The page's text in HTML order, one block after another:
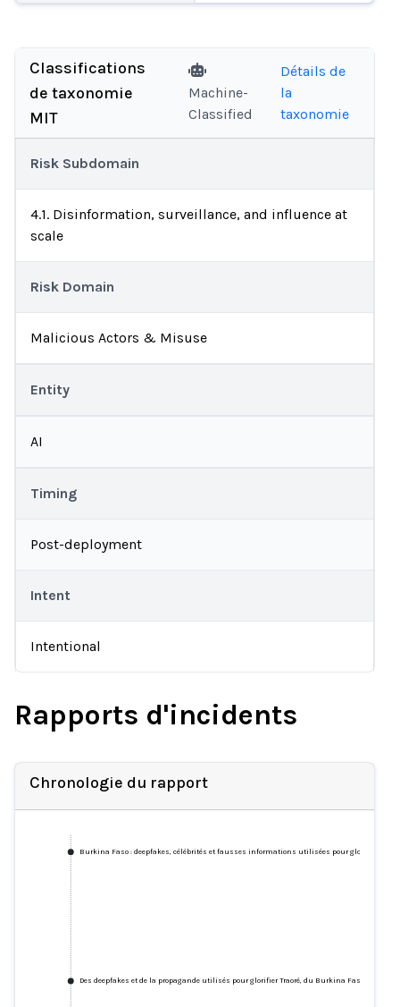
Classifications
de taxonomie
MIT
Machine-
Classified
Détails de
la
taxonomie
Risk Subdomain
4.1. Disinformation, surveillance, and influence at
scale
Risk Domain
Malicious Actors & Misuse
Entity
AI
Timing
Post-deployment
Intent
Intentional
Rapports d'incidents
Chronologie du rapport
Burkina Faso : deepfakes, célébrités et fausses informations utilisées pour glorifier le
Des deepfakes et de la propagande utilisés pour glorifier Traoré, du Burkina Faso.